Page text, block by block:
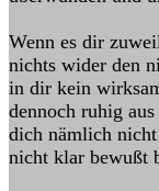
Wenn es dir
nichts wider den
in dir kein
dennoch ruhig
dich nämlich
nicht klar bewußt